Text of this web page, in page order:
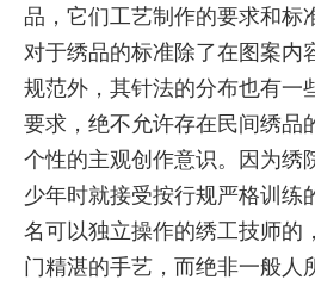
品，它们工艺制作的要求和标
对于绣品的标准除了在图案内
规范外，其针法的分布也有一
要求，绝不允许存在民间绣品
个性的主观创作意识。因为绣
少年时就接受按行规严格训练
名可以独立操作的绣工技师
门精湛的手艺，而绝非一般人